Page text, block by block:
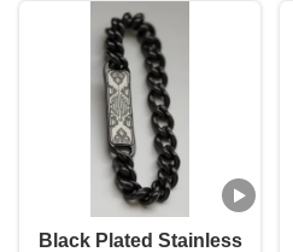
Black Plated Stainless